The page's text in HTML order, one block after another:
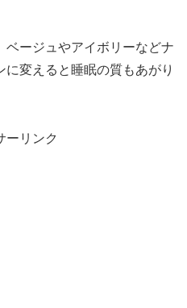
ージュやアイボリーなどナ
変えると睡眠の質もあがり
ーリンク